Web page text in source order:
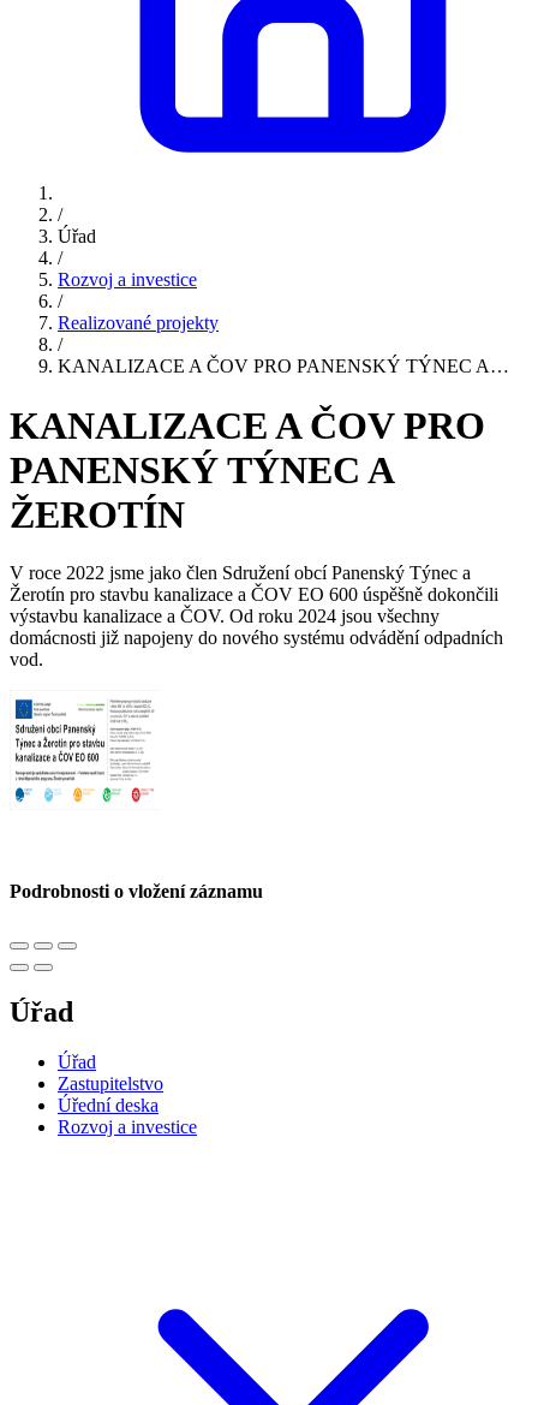
/
Úřad
/
Rozvoj a investice
/
Realizované projekty
/
KANALIZACE A ČOV PRO PANENSKÝ TÝNEC A…
KANALIZACE A ČOV PRO
PANENSKÝ TÝNEC A
ŽEROTÍN
V roce 2022 jsme jako člen Sdružení obcí Panenský Týnec a
Žerotín pro stavbu kanalizace a ČOV EO 600 úspěšně dokončili
výstavbu kanalizace a ČOV. Od roku 2024 jsou všechny
domácnosti již napojeny do nového systému odvádění odpadních
vod.
Podrobnosti o vložení záznamu
Úřad
Úřad
Zastupitelstvo
Úřední deska
Rozvoj a investice